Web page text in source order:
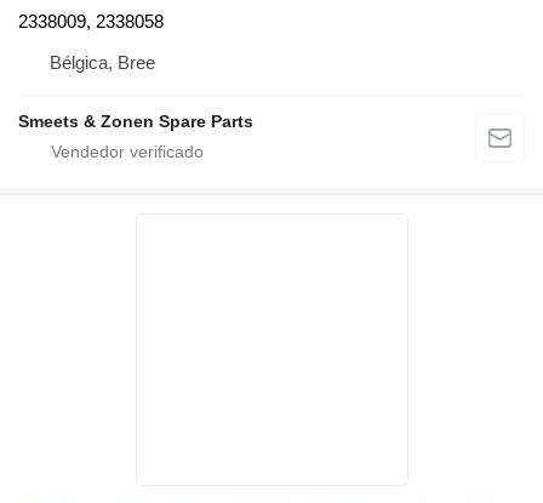
2338009, 2338058
Bélgica, Bree
Smeets & Zonen Spare Parts